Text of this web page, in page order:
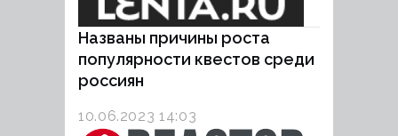
Названы причины роста
популярности квестов среди
россиян
10.06.2023 14:03